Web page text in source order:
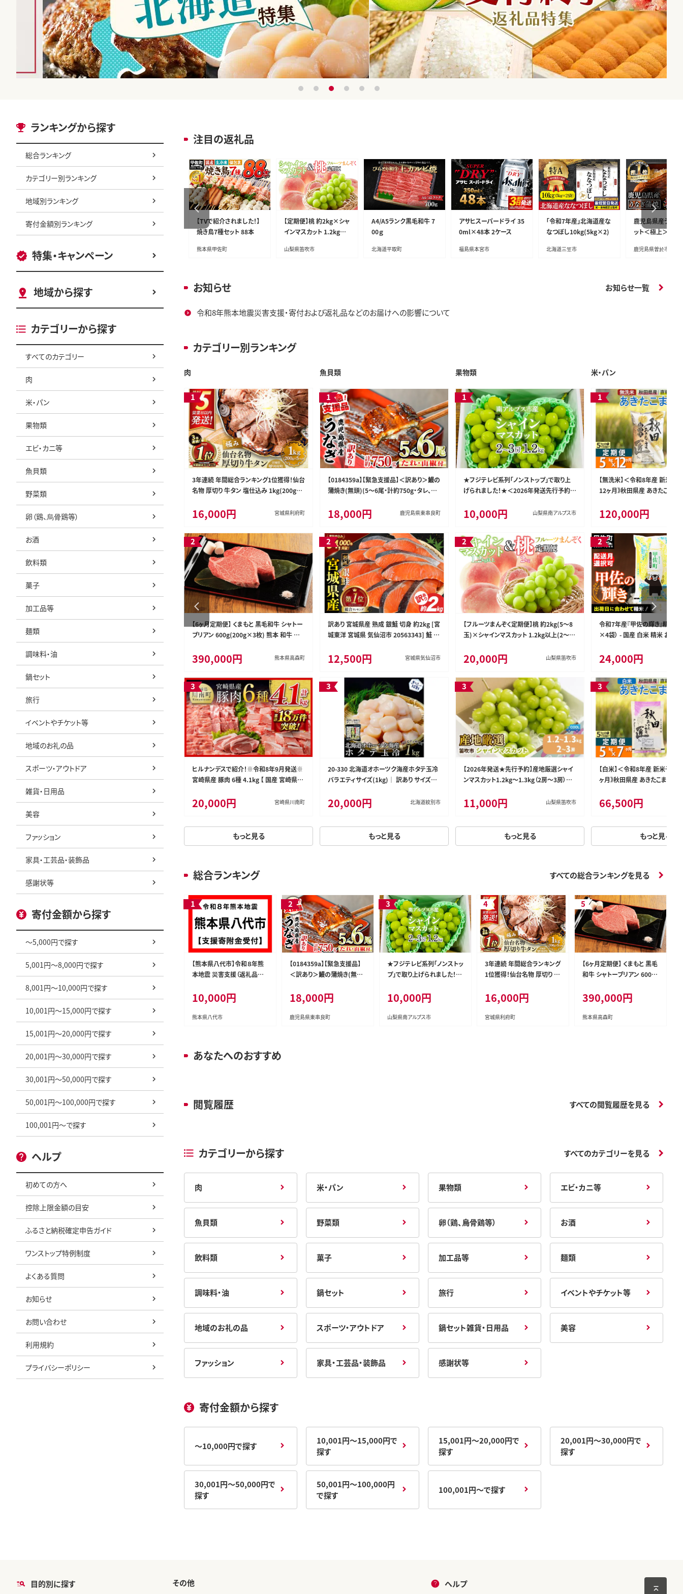
1 2 3 4 5 6
ランキングから探す
総合ランキング
カテゴリー別ランキング
地域別ランキング
寄付金額別ランキング
特集・キャンペーン
地域から探す
カテゴリーから探す
すべてのカテゴリー
肉
米・パン
果物類
エビ・カニ等
魚貝類
野菜類
卵（鶏、烏骨鶏等）
お酒
飲料類
菓子
加工品等
麺類
調味料・油
鍋セット
旅行
イベントやチケット等
地域のお礼の品
スポーツ・アウトドア
雑貨・日用品
美容
ファッション
家具・工芸品・装飾品
感謝状等
寄付金額から探す
～5,000円で探す
5,001円～8,000円で探す
8,001円～10,000円で探す
10,001円～15,000円で探す
15,001円～20,000円で探す
20,001円～30,000円で探す
30,001円～50,000円で探す
50,001円～100,000円で探す
100,001円～で探す
ヘルプ
初めての方へ
控除上限金額の目安
ふるさと納税確定申告ガイド
ワンストップ特例制度
よくある質問
お知らせ
お問い合わせ
利用規約
プライバシーポリシー
注目の返礼品
鹿児島県産うなぎ蒲焼セ
鹿児島県曽於市
エリエール 贅沢保湿 テ
【TVで紹介されました！】
焼き鳥7種セット 88本
熊本県甲佐町
【定期便】桃 約2kg×シャ
インマスカット 1.2kg以
山梨県笛吹市
A4/A5ランク黒毛和牛 7
00ｇ
北海道平取町
アサヒスーパードライ 35
0ml×48本 2ケース
福島県本宮市
「令和7年産」北海道産な
なつぼし10kg(5kg×2)
北海道三笠市
鹿児島県産うなぎ
ット＜極上＞(計
鹿児島県曽於市
お知らせ お知らせ一覧
令和8年熊本地震災害支援・寄付および返礼品などのお届けへの影響について
カテゴリー別ランキング
応援 寄附
熊本県甲佐町
熊本県高森町
人の郷基
田県東成瀬村
20,000円 静岡県焼津市
47,000円 静岡県焼津市
a24-017 ルアー DUOスモラバ＆リグルセ
ット
24,000円 静岡県焼津市
肉
3年連続 年間総合ランキング1位獲得！仙台
名物 厚切り 牛タン 塩仕込み 1kg(200g×
希少 部位 タン中 タン元 塩ダレ タレ 小分
け 仙台 名物 厚切 肉厚 おいしい 美味 牛
肉 焼肉 バーベキュー BBQ 宮城県 利府町
船田食品]
16,000円 宮城県利府町
【6ヶ月定期便】 くまもと 黒毛和牛 シャトー
ブリアン 600g(200g×3枚) 熊本 和牛 牛
390,000円 熊本県高森町
ヒルナンデスで紹介！※令和8年9月発送※
宮崎県産 豚肉 6種 4.1kg 【 国産 宮崎県産
ミヤチク 】［D00634r809］
20,000円 宮崎県川南町
もっと見る
魚貝類
【0184359a】【緊急支援品】＜訳あり＞鰻の
蒲焼き(無頭)(5～6尾・計約750g・タレ、山
れ 鹿児島 ふるさと 人気 支援 【アクアおお
すみ】
18,000円 鹿児島県東串良町
訳あり 宮城県産 熟成 銀鮭 切身 約2kg [宮
城東洋 宮城県 気仙沼市 20563343] 鮭 海
シャケ 切り身 冷凍 おかず 弁当 支援 事業
者支援 サーモン 魚 銀鮭切り身
12,500円 宮城県気仙沼市
20-330 北海道オホーツク海産ホタテ玉冷
バラエティサイズ(1kg)｜ 訳あり サイズ不
20,000円 北海道紋別市
もっと見る
果物類
★フジテレビ系列「ノンストップ」で取り上
げられました！★＜2026年発送先行予約＞
上（2～3房） クール便発送 ALPAG007
10,000円 山梨県南アルプス市
【フルーツまんぞく定期便】桃 約2kg(5～8
玉)×シャインマスカット 1.2kg以上(2～3
20,000円 山梨県笛吹市
【2026年発送★先行予約】産地厳選シャイ
ンマスカット1.2kg～1.3kg（2房～3房）※
11,000円 山梨県笛吹市
もっと見る
米・パン
【無洗米】＜令和8年産 新米予
12ヶ月》秋田県産 あきたこま
西木 米5kg 米 5kg 米 5kg定
期便 あきたこまち ごはん 米 お
120,000円
令和7年産『甲佐の輝き』精米
×4袋） - 国産 白米 精米 お米
援 ひのひかり 森のくまさん お
県 甲佐町【価格改定ZR】
24,000円
【白米】＜令和8年産 新米予約
ヶ月》秋田県産 あきたこまち
米5kg 米 5kg 米 5kg定期便
白米 あきたこまち ごはん 米
66,500円
もっと見る
総合ランキング すべての総合ランキングを見る
【熊本県八代市】令和８年熊
本地震 災害支援（返礼品な
10,000円
熊本県八代市
【0184359a】【緊急支援品】
＜訳あり＞鰻の蒲焼き(無頭)
椒付) うなぎ ウナギ 鰻 国産
蒲焼 蒲焼き たれ 鹿児島 ふ
るさと 人気 支援 【アクアお
18,000円
鹿児島県東串良町
★フジテレビ系列「ノンストッ
プ」で取り上げられました！★
アルプス市産シャインマスカ
ット1.2kg以上（2～3房） ク
ール便発送 ALPAG007
10,000円
山梨県南アルプス市
3年連続 年間総合ランキング
1位獲得！仙台名物 厚切り 牛
P) 牛たん スライス 塩味 [牛
タン タン塩 希少 部位 タン中
タン元 塩ダレ タレ 小分け
16,000円
宮城県利府町
【6ヶ月定期便】 くまもと 黒毛
和牛 シャトーブリアン 600g
お肉 ステーキ
390,000円
熊本県高森町
あなたへのおすすめ
閲覧履歴 すべての閲覧履歴を見る
カテゴリーから探す すべてのカテゴリーを見る
肉 米・パン 果物類 エビ・カニ等
魚貝類 野菜類 卵（鶏、烏骨鶏等） お酒
飲料類 菓子 加工品等 麺類
調味料・油 鍋セット 旅行 イベントやチケット等
地域のお礼の品 スポーツ・アウトドア 鍋セット雑貨・日用品 美容
ファッション 家具・工芸品・装飾品 感謝状等
寄付金額から探す
～10,000円で探す
10,001円～15,000円で
探す
15,001円～20,000円で
探す
20,001円～30,000円で
探す
30,001円～50,000円で
探す
50,001円～100,000円
で探す
100,001円～で探す
目的別に探す その他 ヘルプ